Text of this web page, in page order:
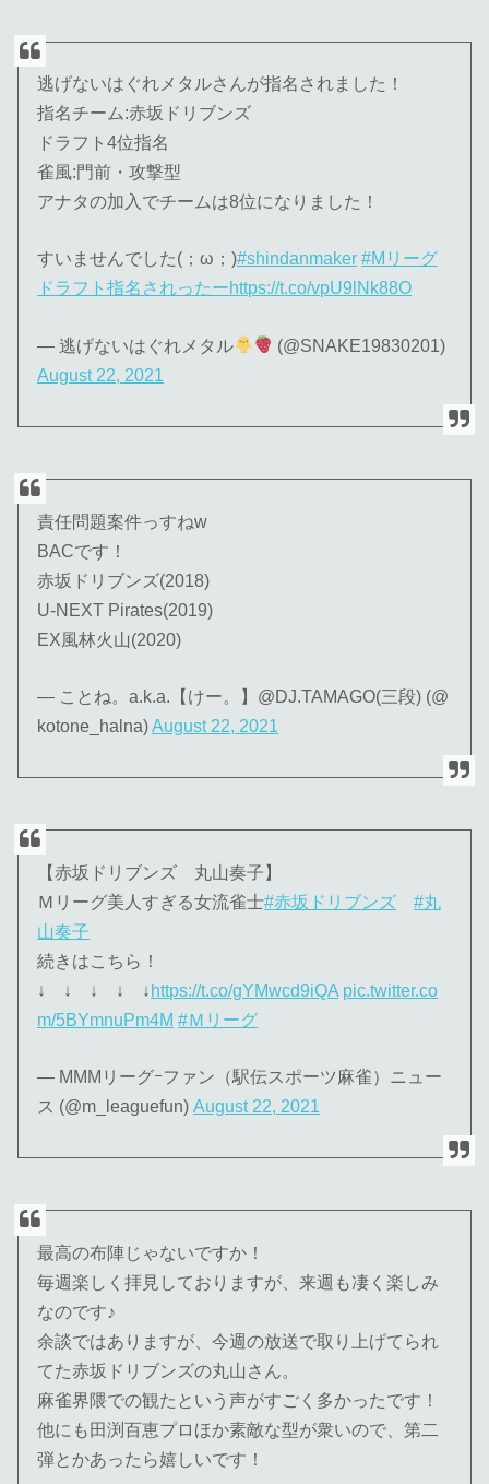
逃げないはぐれメタルさんが指名されました！
指名チーム:赤坂ドリブンズ
ドラフト4位指名
雀風:門前・攻撃型
アナタの加入でチームは8位になりました！
すいませんでした(；ω；)#shindanmaker #Mリーグ
ドラフト指名されったーhttps://t.co/vpU9lNk88O
— 逃げないはぐれメタル
(@SNAKE19830201)
August 22, 2021
責任問題案件っすねw
BACです！
赤坂ドリブンズ(2018)
U-NEXT Pirates(2019)
EX風林火山(2020)
— ことね。a.k.a.【けー。】@DJ.TAMAGO(三段) (@
kotone_halna)August 22, 2021
【赤坂ドリブンズ 丸山奏子】
Ｍリーグ美人すぎる女流雀士#赤坂ドリブンズ
#丸
山奏子
続きはこちら！
↓ ↓ ↓ ↓ ↓ https://t.co/gYMwcd9iQA pic.twitter.co
m/5BYmnuPm4M #Ｍリーグ
— MMMリーグｰファン（駅伝スポーツ麻雀）ニュー
ス (@m_leaguefun)August 22, 2021
最高の布陣じゃないですか！
毎週楽しく拝見しておりますが、来週も凄く楽しみ
なのです♪
余談ではありますが、今週の放送で取り上げてられ
てた赤坂ドリブンズの丸山さん。
麻雀界隈での観たという声がすごく多かったです！
他にも田渕百恵プロほか素敵な型が衆いので、第二
弾とかあったら嬉しいです！